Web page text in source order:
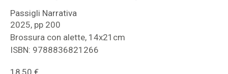
Passigli Narrativa
2025, pp 200
Brossura con alette, 14x21cm
ISBN: 9788836821266
18,50 €